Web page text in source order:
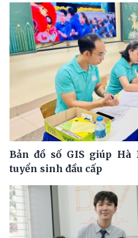
Bản đồ số GIS giúp Hà
tuyển sinh đầu cấp